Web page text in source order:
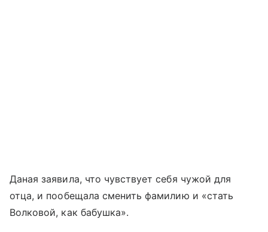
Даная заявила, что чувствует себя чужой для
отца, и пообещала сменить фамилию и «стать
Волковой, как бабушка».